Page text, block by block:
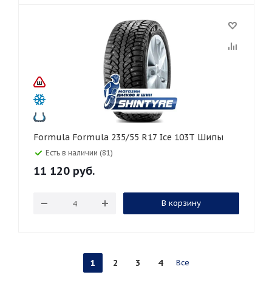
Formula Formula 235/55 R17 Ice 103T Шипы
Есть в наличии (81)
11 120 руб.
В корзину
1 2 3 4 Все